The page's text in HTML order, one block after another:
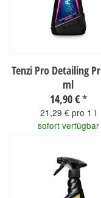
Tenzi Pro Detailing
ml
14,90 €*
21,29 € pro 1 l
sofort verfügbar